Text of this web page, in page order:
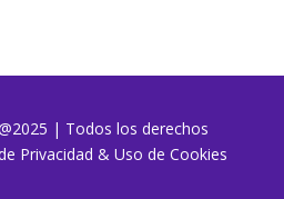
| Todos los derechos
Privacidad & Uso de Cookies